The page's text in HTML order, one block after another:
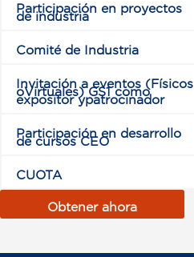
Participación en proyectos
de industria
Comité de Industria
Invitación a eventos (Físicos
oVirtuales) GS1 como
expositor ypatrocinador
Participación en desarrollo
de cursos CEO
CUOTA
Obtener ahora